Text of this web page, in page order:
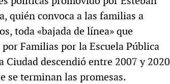
quién convoca a las familias a
toda «bajada de línea» que
Familias por la Escuela Pública
Ciudad descendió entre 2007 y 2020
se terminan las promesas.